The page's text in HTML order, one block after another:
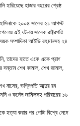
হাজার বছরের শ্রেষ্ঠ
২০০৪ সালের ২১ আগস্ট
এই ঘটনায় সাবেক রাষ্ট্রপতি
সম্পাদিকা আইভি রহমানসহ ২৪
তাদের হাতে একে একে প্রাণ
সন্তান শেখ কামাল, শেখ জামাল,
নাসের, ভগ্নিপতি আব্দুর রব
ও কর্নেল জামিলসহ পরিবারের ১৬
হত্যা করার পর গোটা বিশ্বে নেমে